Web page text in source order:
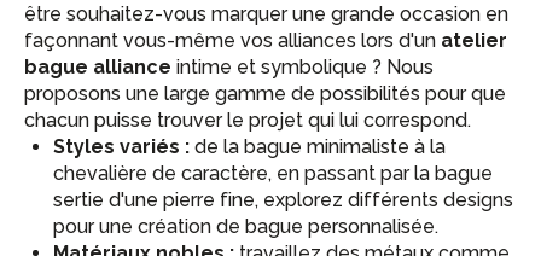
être souhaitez-vous marquer une grande occasion en
façonnant vous-même vos alliances lors d'un atelier
bague alliance intime et symbolique ? Nous
proposons une large gamme de possibilités pour que
chacun puisse trouver le projet qui lui correspond.
Styles variés : de la bague minimaliste à la
chevalière de caractère, en passant par la bague
sertie d'une pierre fine, explorez différents designs
pour une création de bague personnalisée.